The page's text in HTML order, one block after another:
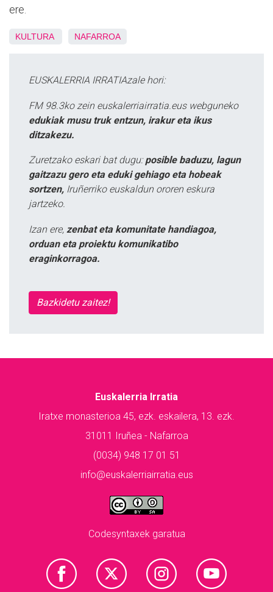
ere.
KULTURA NAFARROA
EUSKALERRIA IRRATIAzale hori:
FM 98.3ko zein euskalerriairratia.eus webguneko
edukiak musu truk entzun, irakur eta ikus
ditzakezu.
Zuretzako eskari bat dugu: posible baduzu, lagun
gaitzazu gero eta eduki gehiago eta hobeak
sortzen, Iruñerriko euskaldun ororen eskura
jartzeko.
Izan ere, zenbat eta komunitate handiagoa,
orduan eta proiektu komunikatibo
eraginkorragoa.
Bazkidetu zaitez!
Euskalerria Irratia
Iratxe monasterioa 45, ezk. eskailera, 13. ezk.
31011 Iruñea - Nafarroa
(0034) 948 17 01 51
info@euskalerriairratia.eus
Codesyntaxek garatua